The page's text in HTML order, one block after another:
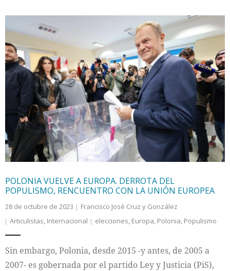
POLONIA VUELVE A EUROPA. DERROTA DEL
POPULISMO, RENCUENTRO CON LA UNIÓN EUROPEA
28 de octubre de 2023
Francisco José Cruz y González
Articulistas, Internacional elecciones, Europa, Polonia, Populismo
Sin embargo, Polonia, desde 2015 -y antes, de 2005 a
2007- es gobernada por el partido Ley y Justicia (PiS),